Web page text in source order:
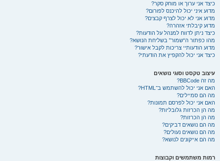
כיצד אני ערוך או מוחק סקר?
מדוע איני יכול להיכנס לפורום?
מדוע אני לא יכול לצרף קבצים?
מדוע קיבלתי אזהרה?
כיצד ניתן לדווח למנהל על הודעות?
מהו כפתור ה“שמור” בשליחת הנושא?
מדוע הודעותיי צריכות לקבל אישור?
כיצד אני יכול להקפיץ את הודעתי?
עיצוב טקסט וסוגי נושאים
מה זה BBCode?
האם אני יכול להשתמש ב־HTML?
מה הם סמיילים?
האם אני יכול לפרסם תמונות?
מה הן הכרזות גלובליות?
מה הן הכרזות?
מה הם נושאים דביקים?
מה הם נושאים נעולים?
מה הם אייקונים לנושא?
רמות משתמשים וקבוצות